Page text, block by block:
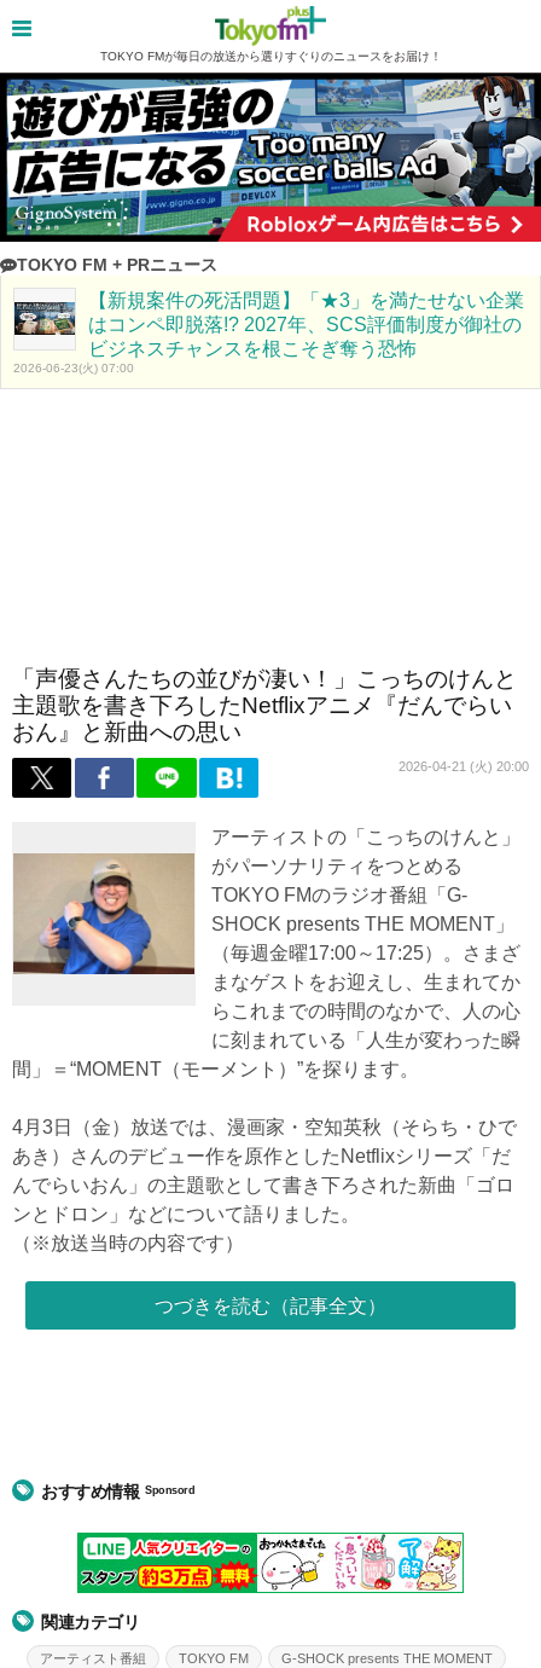
TOKYO FMが毎日の放送から選りすぐりのニュースをお届け！
TOKYO FM + PRニュース
【新規案件の死活問題】「★3」を満たせない企業
はコンペ即脱落!? 2027年、SCS評価制度が御社の
ビジネスチャンスを根こそぎ奪う恐怖
2026-06-23(火) 07:00
「声優さんたちの並びが凄い！」こっちのけんと
主題歌を書き下ろしたNetflixアニメ『だんでらい
おん』と新曲への思い
2026-04-21 (火) 20:00
アーティストの「こっちのけんと」
がパーソナリティをつとめる
TOKYO FMのラジオ番組「G-
SHOCK presents THE MOMENT」
（毎週金曜17:00～17:25）。さまざ
まなゲストをお迎えし、生まれてか
らこれまでの時間のなかで、人の心
に刻まれている「人生が変わった瞬
間」＝“MOMENT（モーメント）”を探ります。
4月3日（金）放送では、漫画家・空知英秋（そらち・ひで
あき）さんのデビュー作を原作としたNetflixシリーズ「だ
んでらいおん」の主題歌として書き下ろされた新曲「ゴロ
ンとドロン」などについて語りました。
（※放送当時の内容です）
つづきを読む（記事全文）
おすすめ情報Sponsord
関連カテゴリ
アーティスト番組 TOKYO FM G-SHOCK presents THE MOMENT